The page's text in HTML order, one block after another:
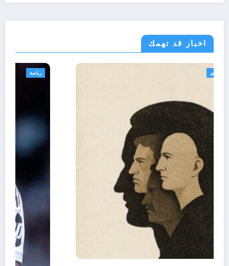
اخبار قد تهمك
تعاليق حرة